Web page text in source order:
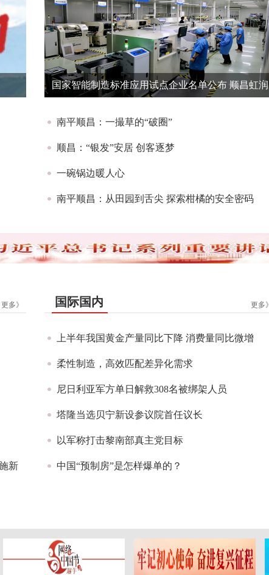
国家智能制造标准应用试点企业名单公布 顺昌虹润
南平顺昌：一撮草的“破圈”
顺昌：“银发”安居 创客逐梦
一碗锅边暖人心
南平顺昌：从田园到舌尖 探索柑橘的安全密码
更多》
新
更多》
国际国内
上半年我国黄金产量同比下降 消费量同比微增
柔性制造，高效匹配差异化需求
尼日利亚军方单日解救308名被绑架人员
塔隆当选贝宁新设参议院首任议长
以军称打击黎南部真主党目标
中国“预制房”是怎样爆单的？